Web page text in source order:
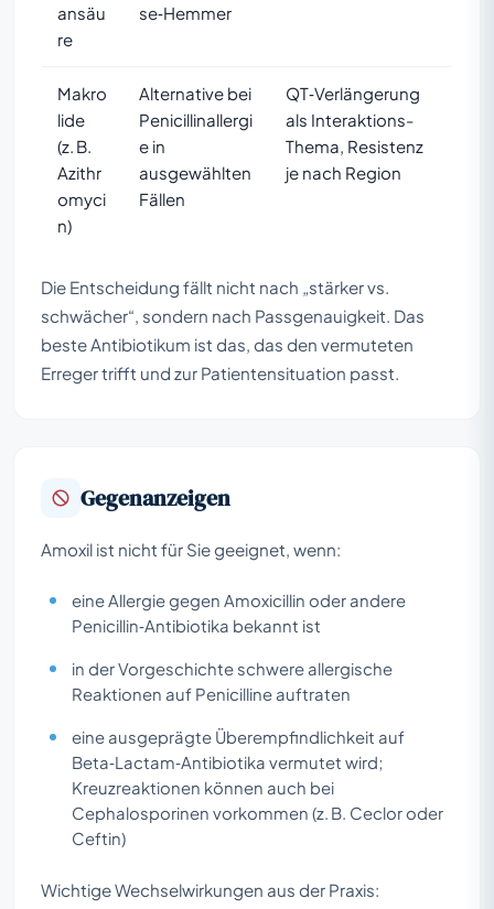
ansäu
re
se‑Hemmer
Makro
lide
(z. B.
Azithr
omyci
n)
Alternative bei
Penicillinallergi
e in
ausgewählten
Fällen
QT‑Verlängerung
als Interaktions-
Thema, Resistenz
je nach Region
Die Entscheidung fällt nicht nach „stärker vs.
schwächer“, sondern nach Passgenauigkeit. Das
beste Antibiotikum ist das, das den vermuteten
Erreger trifft und zur Patientensituation passt.
Gegenanzeigen
Amoxil ist nicht für Sie geeignet, wenn:
eine Allergie gegen Amoxicillin oder andere
Penicillin‑Antibiotika bekannt ist
in der Vorgeschichte schwere allergische
Reaktionen auf Penicilline auftraten
eine ausgeprägte Überempfindlichkeit auf
Beta‑Lactam‑Antibiotika vermutet wird;
Kreuzreaktionen können auch bei
Cephalosporinen vorkommen (z. B. Ceclor oder
Ceftin)
Wichtige Wechselwirkungen aus der Praxis: